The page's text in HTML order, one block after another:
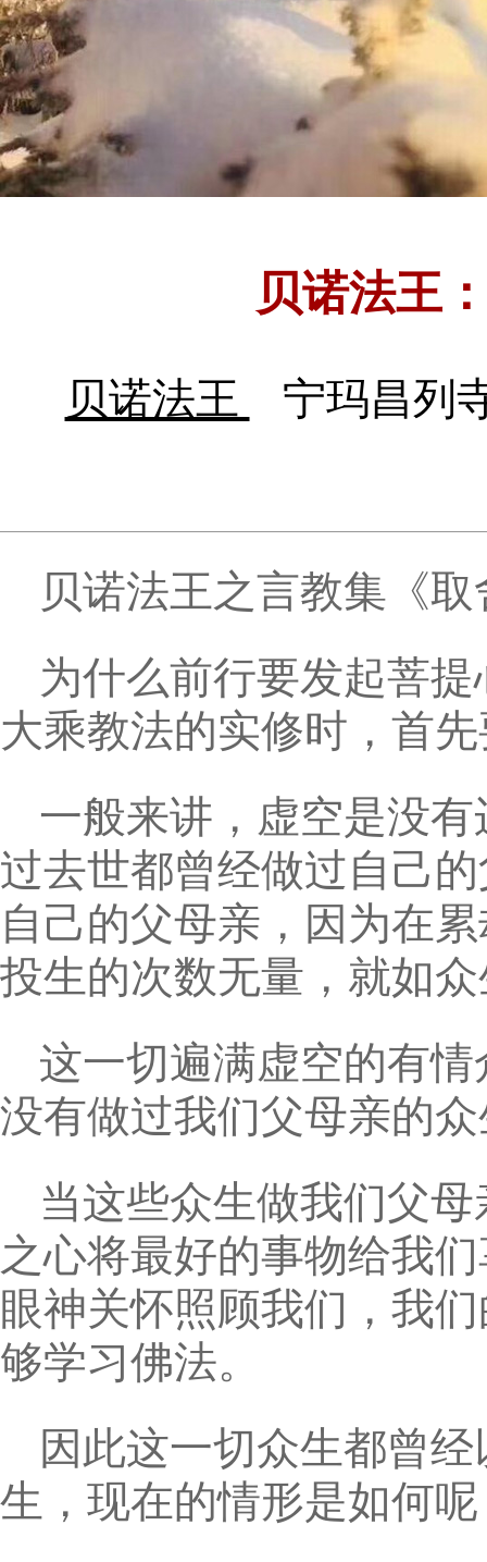
贝诺法王
贝诺法王 宁玛昌列
贝诺法王之言教集《
为什么前行要发起菩
大乘教法的实修时，首
一般来讲，虚空是没
过去世都曾经做过自己
自己的父母亲，因为在
投生的次数无量，就如
这一切遍满虚空的有
没有做过我们父母亲的
当这些众生做我们父
之心将最好的事物给我
眼神关怀照顾我们，我
够学习佛法。
因此这一切众生都曾
生，现在的情形是如何